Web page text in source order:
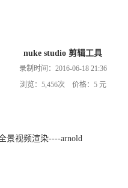
nuke studio 剪辑工具
录制时间：2016-06-18 21:36
浏览：5,456次 价格：5 元